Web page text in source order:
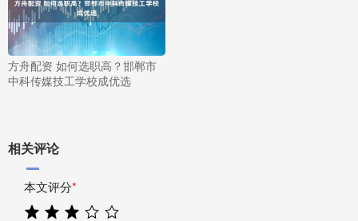
方舟配资 如何选职高？邯郸市
中科传媒技工学校成优选
相关评论
本文评分*